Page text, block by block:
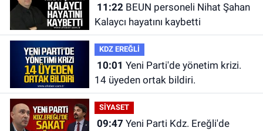
11:22BEUN personeli Nihat Şahan
Kalaycı hayatını kaybetti
KDZ EREĞLİ
10:01
14 üyeden ortak bildiri.
SİYASET
09:47